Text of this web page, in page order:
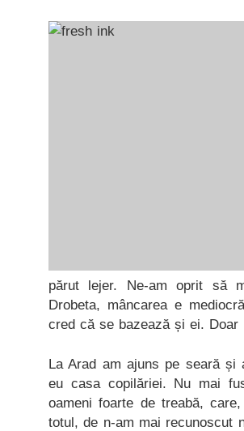
părut lejer. Ne-am oprit să
Drobeta, mâncarea e
cred că se bazează și ei. Doar
La Arad am ajuns pe seară
eu casa copilăriei. Nu mai
oameni foarte de treabă,
totul, de n-am mai recunoscut